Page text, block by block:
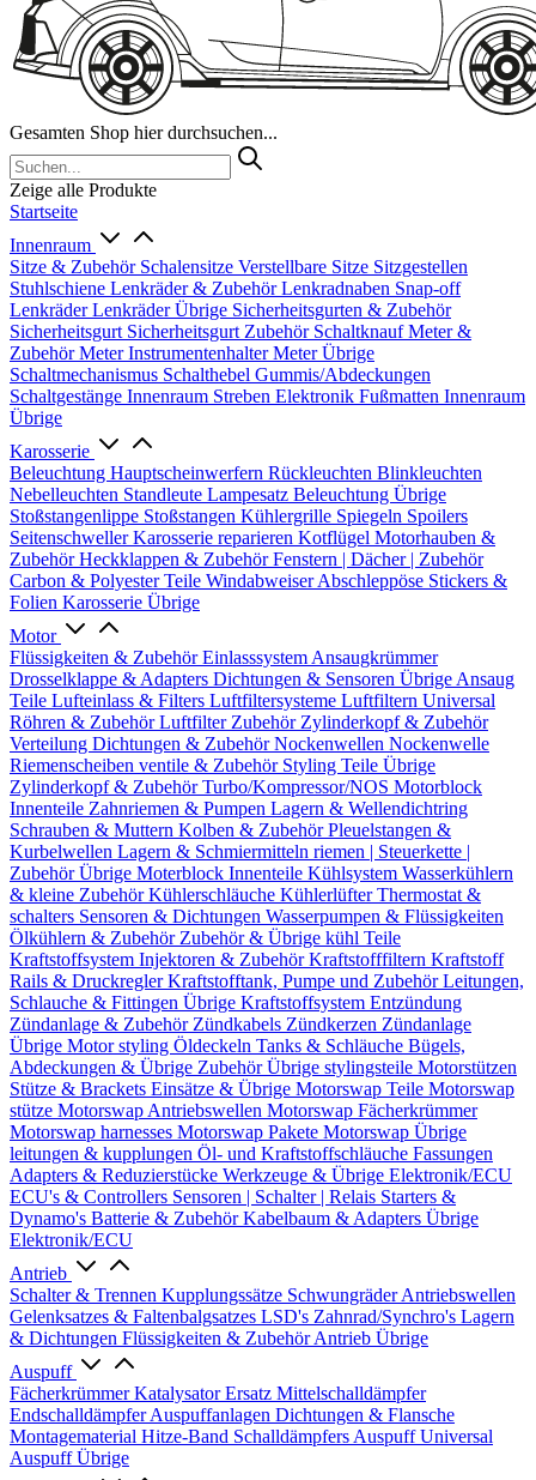
Gesamten Shop hier durchsuchen...
Zeige alle Produkte
Startseite
Innenraum
Sitze & Zubehör Schalensitze Verstellbare Sitze Sitzgestellen
Stuhlschiene Lenkräder & ZubehörLenkradnaben Snap-off
LenkräderLenkräder Übrige Sicherheitsgurten & Zubehör
Sicherheitsgurt Sicherheitsgurt Zubehör SchaltknaufMeter &
ZubehörMeterInstrumentenhalterMeter Übrige
Schaltmechanismus Schalthebel Gummis/Abdeckungen
Schaltgestänge Innenraum Streben Elektronik Fußmatten Innenraum
Übrige
Karosserie
Beleuchtung Hauptscheinwerfern Rückleuchten Blinkleuchten
Nebelleuchten Standleute Lampesatz Beleuchtung Übrige
Stoßstangenlippe Stoßstangen Kühlergrille Spiegeln Spoilers
SeitenschwellerKarosserie reparieren Kotflügel Motorhauben &
ZubehörHeckklappen & ZubehörFenstern | Dächer | Zubehör
Carbon & Polyester Teile WindabweiserAbschleppöse Stickers &
Folien Karosserie Übrige
Motor
Flüssigkeiten & ZubehörEinlasssystem Ansaugkrümmer
Drosselklappe & Adapters Dichtungen & Sensoren Übrige Ansaug
Teile Lufteinlass & Filters Luftfiltersysteme Luftfiltern Universal
Röhren & ZubehörLuftfilter Zubehör Zylinderkopf & Zubehör
Verteilung Dichtungen & ZubehörNockenwellen Nockenwelle
Riemenscheiben ventile & Zubehör Styling Teile Übrige
Zylinderkopf & ZubehörTurbo/Kompressor/NOS Motorblock
Innenteile Zahnriemen & Pumpen Lagern & Wellendichtring
Schrauben & Muttern Kolben & ZubehörPleuelstangen &
Kurbelwellen Lagern & Schmiermitteln riemen | Steuerkette |
ZubehörÜbrige Moterblock Innenteile Kühlsystem Wasserkühlern
& kleine ZubehörKühlerschläuche KühlerlüfterThermostat &
schalters Sensoren & Dichtungen Wasserpumpen & Flüssigkeiten
Ölkühlern & Zubehör Zubehör & Übrige kühl Teile
Kraftstoffsystem Injektoren & ZubehörKraftstofffiltern Kraftstoff
Rails & DruckreglerKraftstofftank, Pumpe und ZubehörLeitungen,
Schlauche & Fittingen Übrige Kraftstoffsystem Entzündung
Zündanlage & Zubehör Zündkabels Zündkerzen Zündanlage
Übrige Motor styling Öldeckeln Tanks & Schläuche Bügels,
Abdeckungen & Übrige ZubehörÜbrige stylingsteile Motorstützen
Stütze & Brackets Einsätze & Übrige Motorswap Teile Motorswap
stütze Motorswap Antriebswellen Motorswap Fächerkrümmer
Motorswap harnesses Motorswap Pakete Motorswap Übrige
leitungen & kupplungen Öl- und Kraftstoffschläuche Fassungen
Adapters & Reduzierstücke Werkzeuge & Übrige Elektronik/ECU
ECU's & Controllers Sensoren | Schalter | Relais Starters &
Dynamo's Batterie & ZubehörKabelbaum & Adapters Übrige
Elektronik/ECU
Antrieb
Schalter & Trennen Kupplungssätze SchwungräderAntriebswellen
Gelenksatzes & Faltenbalgsatzes LSD's Zahnrad/Synchro's Lagern
& Dichtungen Flüssigkeiten & ZubehörAntrieb Übrige
Auspuff
FächerkrümmerKatalysator Ersatz Mittelschalldämpfer
EndschalldämpferAuspuffanlagen Dichtungen & Flansche
Montagematerial Hitze-Band Schalldämpfers Auspuff Universal
Auspuff Übrige